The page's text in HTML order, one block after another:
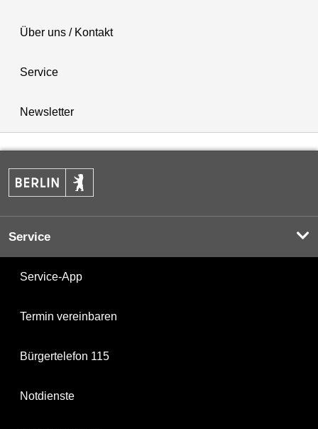
Über uns / Kontakt
Service
Newsletter
Service
Service-App
Termin vereinbaren
Bürgertelefon 115
Notdienste